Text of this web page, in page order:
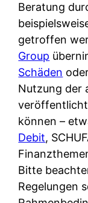
c
h
e
B
a
n
k
k
a
r
t
e
c
k
o
t
n
o
u
e
r
F
i
r
m
a
a
m
p
r
i
Beratung
getroffen
Group
Schäden
Nutzung der
können –
Debit,
Bitte
Regelungen